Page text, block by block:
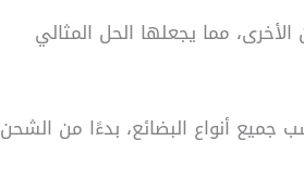
مما يجعلها الحل المثالي
أنواع البضائع، بدءًا من الشحن